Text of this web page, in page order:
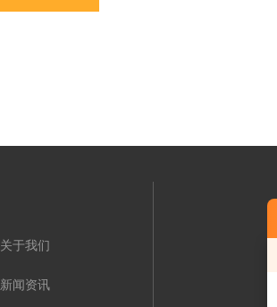
关于我们
新闻资讯